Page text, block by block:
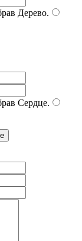
Дерево.
Сердце.